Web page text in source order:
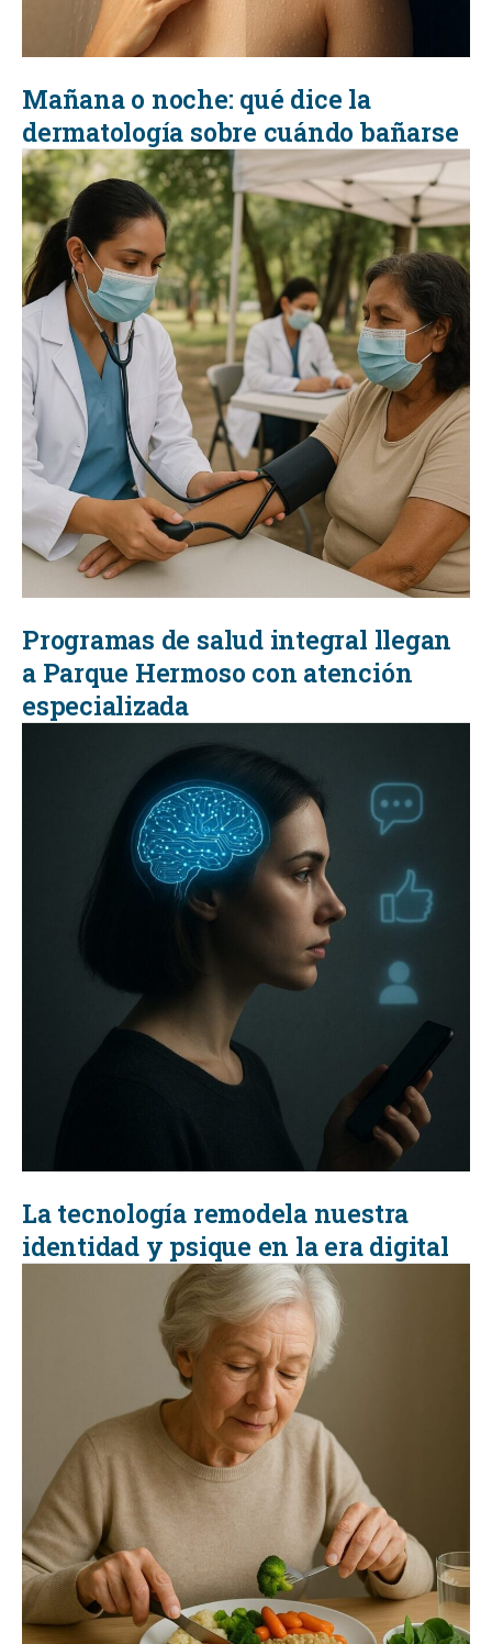
Mañana o noche: qué dice la
dermatología sobre cuándo bañarse
Programas de salud integral llegan
a Parque Hermoso con atención
especializada
La tecnología remodela nuestra
identidad y psique en la era digital